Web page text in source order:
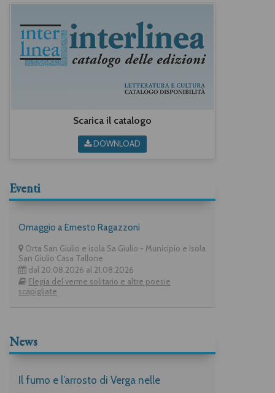
Scarica il catalogo
DOWNLOAD
Eventi
Omaggio a Ernesto Ragazzoni
Orta San Giulio e isola Sa Giulio - Municipio e Isola
San Giulio Casa Tallone
dal 20.08.2026 al 21.08.2026
Elegia del verme solitario e altre poesie
scapigliate
News
Il fumo e l’arrosto di Verga nelle